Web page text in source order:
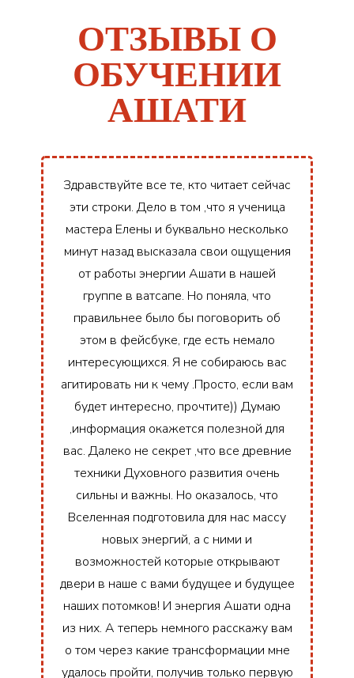
ОТЗЫВЫ О
ОБУЧЕНИИ
АШАТИ
Здравствуйте все те, кто читает сейчас
эти строки. Дело в том ,что я ученица
мастера Елены и буквально несколько
минут назад высказала свои ощущения
от работы энергии Ашати в нашей
группе в ватсапе. Но поняла, что
правильнее было бы поговорить об
этом в фейсбуке, где есть немало
интересующихся. Я не собираюсь вас
агитировать ни к чему .Просто, если вам
будет интересно, прочтите)) Думаю
,информация окажется полезной для
вас. Далеко не секрет ,что все древние
техники Духовного развития очень
сильны и важны. Но оказалось, что
Вселенная подготовила для нас массу
новых энергий, а с ними и
возможностей которые открывают
двери в наше с вами будущее и будущее
наших потомков! И энергия Ашати одна
из них. А теперь немного расскажу вам
о том через какие трансформации мне
удалось пройти, получив только первую